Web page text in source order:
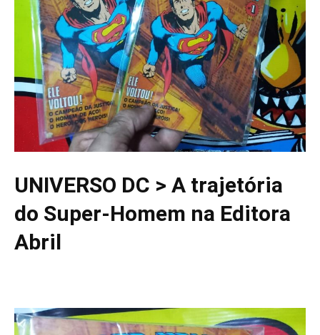
UNIVERSO DC > A trajetória
do Super-Homem na Editora
Abril